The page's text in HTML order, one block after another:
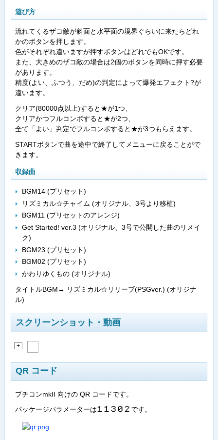
遊び方
流れてくるザコ敵が斜面と水平面の境界ぐらいに来たらどれ
かのボタンを押します。
色がそれぞれ違いますが押すボタンはどれでもOKです。
また、大きめのザコ敵の場合は2個のボタンを同時に押す必要
があります。
精度(よい、ふつう、だめ)の判定によって爆発エフェクト?が
違います。
クリア(80000点以上)すると★が1つ、
クリアかつフルコンボすると★が2つ、
全て「よい」判定でフルコンボすると★が3つもらえます。
STARTボタンで曲を途中で終了してメニューに戻ることがで
きます。
収録曲
BGM14 (プリセット)
リズミカル☆チャイム (オリジナル、3号より移植)
BGM11 (プリセットのアレンジ)
Get Started! ver.3 (オリジナル、3号で公開した曲のリメイ
ク)
BGM23 (プリセット)
BGM02 (プリセット)
かわりゆくもの (オリジナル)
タイトルBGM→ リズミカル☆リリーブ(PSGver.) (オリジナ
ル)
スクリーンショット・動画
+ ...
QR コード
プチコンmkII 向けの QR コードです。
パッケージパラメーターは１​１​３​０​２ です。